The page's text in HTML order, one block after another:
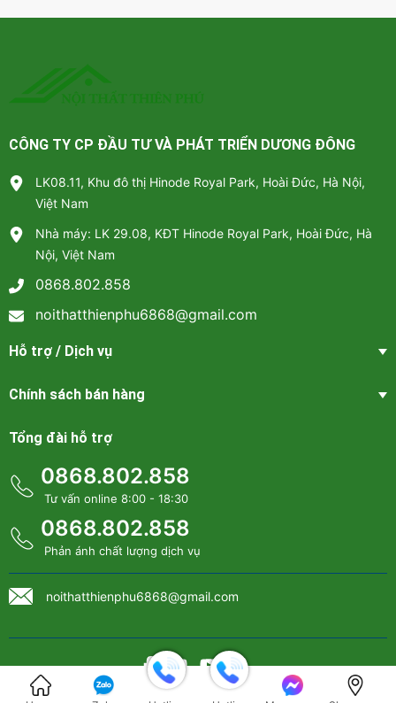
Thiết kế phù hợp cho nhiều không gian nội thất, nhà ở hiện
CÔNG TY CP ĐẦU TƯ VÀ PHÁT TRIỂN DƯƠNG ĐÔNG
LK08.11, Khu đô thị Hinode Royal Park, Hoài Đức, Hà Nội,
Việt Nam
Nhà máy: LK 29.08, KĐT Hinode Royal Park, Hoài Đức, Hà
Nội, Việt Nam
0868.802.858
noithatthienphu6868@gmail.com
Hỗ trợ / Dịch vụ
Chính sách bán hàng
Tổng đài hỗ trợ
0868.802.858
Tư vấn online 8:00 - 18:30
0868.802.858
Phản ánh chất lượng dịch vụ
noithatthienphu6868@gmail.com
Bản quyền thuộc về Nội thất Thiên Phú